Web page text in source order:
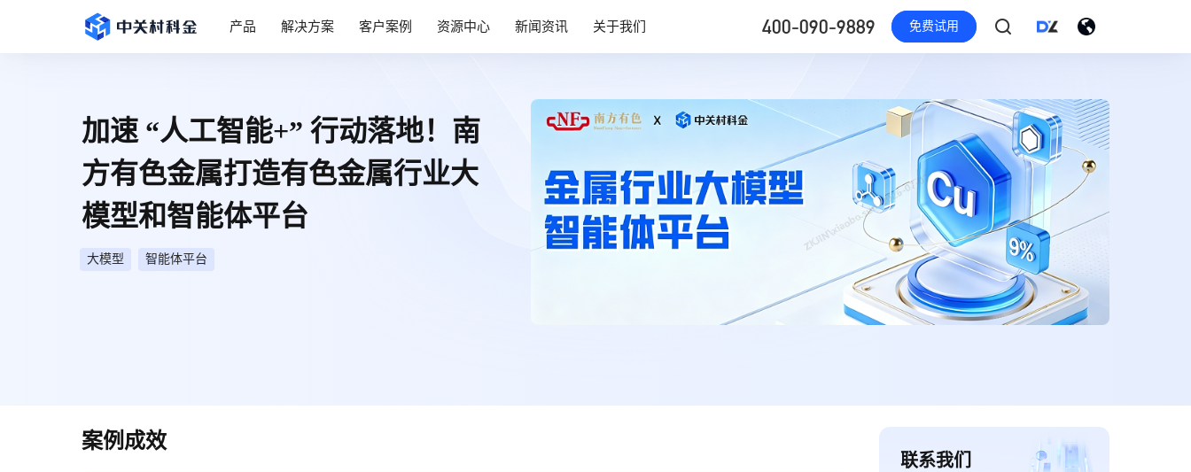
产品 解决方案 客户案例 资源中心 新闻资讯 关于我们 400-090-9889 免费试用
加速 “人工智能+” 行动落地！南
方有色金属打造有色金属行业大
模型和智能体平台
大模型 智能体平台
案例成效
联系我们